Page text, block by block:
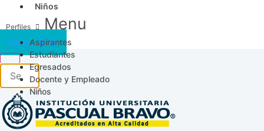
Niños
Menu
Aspirantes
Estudiantes
Egresados
Docente y Empleado
Niños
Acceso SICAU